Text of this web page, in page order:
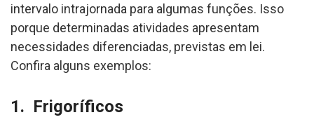
intervalo intrajornada para algumas funções. Isso
porque determinadas atividades apresentam
necessidades diferenciadas, previstas em lei.
Confira alguns exemplos:
1. Frigoríficos